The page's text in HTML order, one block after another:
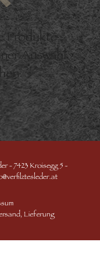
Produkte
Auswahl
- 7423 Kroisegg 5 -
Lieferung